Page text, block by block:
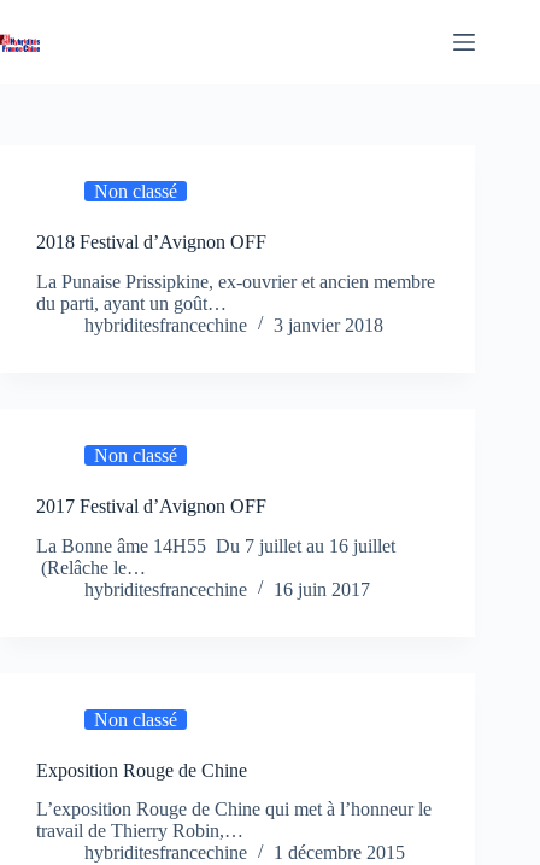
au
contenu
Non classé
2018 Festival d’Avignon OFF
La Punaise Prissipkine, ex-ouvrier et ancien membre
du parti, ayant un goût…
hybriditesfrancechine
3 janvier 2018
Non classé
2017 Festival d’Avignon OFF
La Bonne âme 14H55 Du 7 juillet au 16 juillet
(Relâche le…
hybriditesfrancechine
16 juin 2017
Non classé
Exposition Rouge de Chine
L’exposition Rouge de Chine qui met à l’honneur le
travail de Thierry Robin,…
hybriditesfrancechine
1 décembre 2015